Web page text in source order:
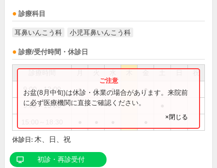
診療科目
耳鼻いんこう科 小児耳鼻いんこう科
診療/受付時間・休診日
祝
9:00～12:00 ● ● ● ●
9:00～13:00
お盆(8月中旬)は休診・休業の場合があります。来院前
に必ず医療機関に直接ご確認ください。
×閉じる
休診日: 木、日、祝
初診・再診受付